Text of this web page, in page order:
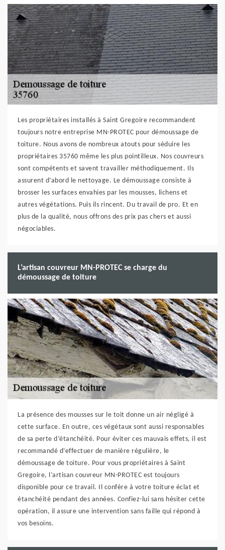
Les propriétaires installés à Saint Gregoire recommandent
toujours notre entreprise MN-PROTEC pour démoussage de
toiture. Nous avons de nombreux atouts pour séduire les
propriétaires 35760 même les plus pointilleux. Nos couvreurs
sont compétents et savent travailler méthodiquement. Ils
assurent d’abord le nettoyage. Le démoussage consiste à
brosser les surfaces envahies par les mousses, lichens et
autres végétations. Puis ils rincent. Du travail de pro. Et en
plus de la qualité, nous offrons des prix pas chers et aussi
négociables.
L’artisan couvreur MN-PROTEC se charge du
démoussage de toiture
La présence des mousses sur le toit donne un air négligé à
cette surface. En outre, ces végétaux sont aussi responsables
de sa perte d’étanchéité. Pour éviter ces mauvais effets, il est
recommandé d’effectuer de manière régulière, le
démoussage de toiture. Pour vous propriétaires à Saint
Gregoire, l’artisan couvreur MN-PROTEC est toujours
disponible pour ce travail. Il confère à votre toiture éclat et
étanchéité pendant des années. Confiez-lui sans hésiter cette
opération, il assure une intervention sans faille qui répond à
vos besoins.